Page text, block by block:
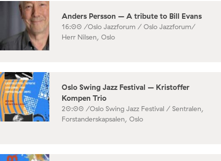
Anders Persson – A tribute to Bill Evans
16:00 /Oslo Jazzforum / Oslo Jazzforum/
Herr Nilsen, Oslo
Oslo Swing Jazz Festival – Kristoffer
Kompen Trio
20:00 /Oslo Swing Jazz Festival / Sentralen,
Forstanderskapsalen, Oslo